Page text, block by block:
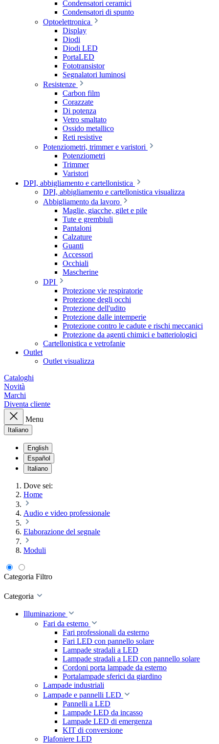
Condensatori ceramici
Condensatori di spunto
Optoelettronica
Display
Diodi
Diodi LED
PortaLED
Fototransistor
Segnalatori luminosi
Resistenze
Carbon film
Corazzate
Di potenza
Vetro smaltato
Ossido metallico
Reti resistive
Potenziometri, trimmer e varistori
Potenziometri
Trimmer
Varistori
DPI, abbigliamento e cartellonistica
DPI, abbigliamento e cartellonistica visualizza
Abbigliamento da lavoro
Maglie, giacche, gilet e pile
Tute e grembiuli
Pantaloni
Calzature
Guanti
Accessori
Occhiali
Mascherine
DPI
Protezione vie respiratorie
Protezione degli occhi
Protezione dell'udito
Protezione dalle intemperie
Protezione contro le cadute e rischi meccanici
Protezione da agenti chimici e batteriologici
Cartellonistica e vetrofanie
Outlet
Outlet visualizza
Cataloghi
Novità
Marchi
Diventa cliente
Menu
Italiano
English
Español
Italiano
Dove sei:
Home
Audio e video professionale
Elaborazione del segnale
Moduli
Categoria Filtro
Categoria
Illuminazione
Fari da esterno
Fari professionali da esterno
Fari LED con pannello solare
Lampade stradali a LED
Lampade stradali a LED con pannello solare
Cordoni porta lampade da esterno
Portalampade sferici da giardino
Lampade industriali
Lampade e pannelli LED
Pannelli a LED
Lampade LED da incasso
Lampade LED di emergenza
KIT di conversione
Plafoniere LED